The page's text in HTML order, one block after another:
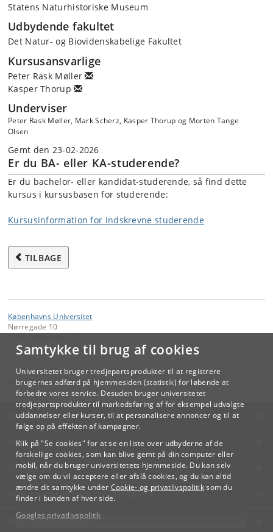
Samtykke til brug af cookies
Universitetet bruger tredjepartsprodukter til at registrere
brugernes adfærd på hjemmesiden (statistik) for løbende at
forbedre vores service. Desuden bruger universitetet
tredjepartsprodukter til markedsføring af for eksempel udvalgte
uddannelser eller kurser, til at personalisere annoncer og til at
følge op på effekten af kampagner.
Klik på "Se cookies" for at se en liste over udbyderne af de
forskellige cookies, som kan blive gemt på din computer eller
mobil, når du bruger universitetets hjemmeside. Du kan selv
vælge om du vil acceptere eller afslå cookies, og du kan altid
ændre dit samtykke under Cookie- og privatlivspolitiksom du
finder i bunden af hver side.
Googles privatlivspolitik
Statens Naturhistoriske Museum
Udbydende fakultet
Det Natur- og Biovidenskabelige Fakultet
Kursusansvarlige
Peter Rask Møller
Kasper Thorup
Underviser
Peter Rask Møller, Mark Scherz, Kasper Thorup og Morten Tange
Olsen
Gemt den 23-02-2026
Er du BA- eller KA-studerende?
Er du bachelor- eller kandidat-studerende, så find dette
kursus i kursusbasen for studerende:
Kursusinformation for indskrevne studerende
TILBAGE
Københavns Universitet
Nørregade 10
Videreuddannelse og Livslang Læring
lifelonglearning@adm.ku.dk
KØBENHAVNS UNIVERSITET
KONTAKT
SERVICES
FOR STUDERENDE OG ANSATTE
JOB OG KARRIERE